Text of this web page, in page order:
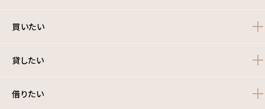
買いたい
貸したい
借りたい